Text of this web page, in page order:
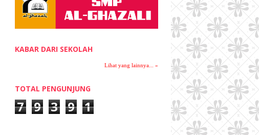
►September 2016 (4)
(1)
PERIODE LUAR BIASA B...
►2015(28)
KABAR DARI SEKOLAH
Lihat yang lainnya... »
TOTAL PENGUNJUNG
7 9 3 9 1